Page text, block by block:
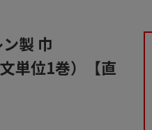
製 巾
単位1巻）【直